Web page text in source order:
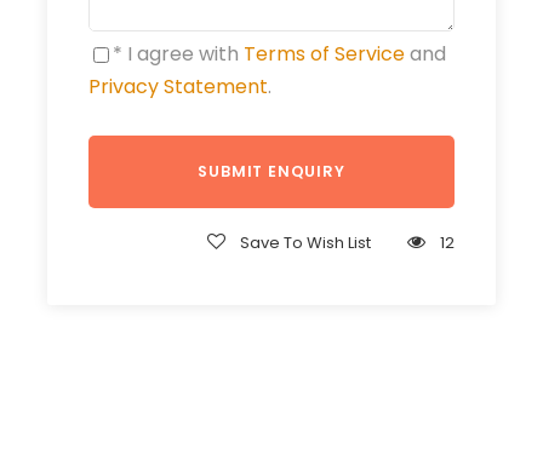
* I agree with Terms of Serviceand
Privacy Statement.
Save To Wish List 12